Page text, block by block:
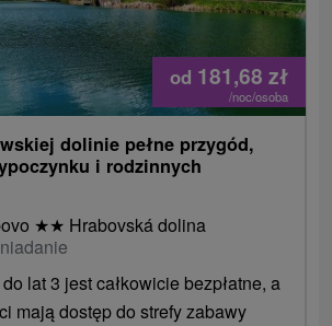
od 181,68 zł
/noc/osoba
dolinie pełne przygód,
i rodzinnych
★★ Hrabovská dolina
lat 3 jest całkowicie bezpłatne, a
mają dostęp do strefy zabawy